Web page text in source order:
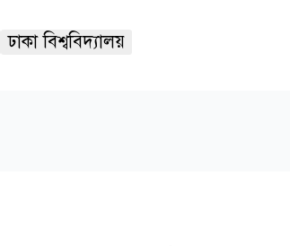
ঢাকা বিশ্ববিদ্যালয়